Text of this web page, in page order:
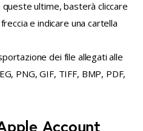
ultime, basterà cliccare
e indicare una cartella
dei file allegati alle
PNG, GIF, TIFF, BMP, PDF,
Account